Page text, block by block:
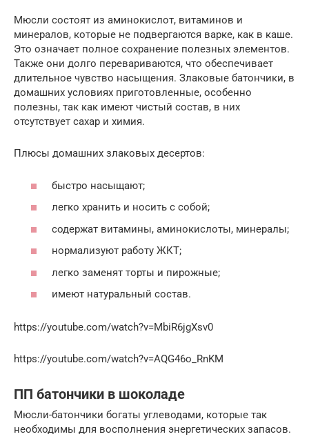
Мюсли состоят из аминокислот, витаминов и
минералов, которые не подвергаются варке, как в каше.
Это означает полное сохранение полезных элементов.
Также они долго перевариваются, что обеспечивает
длительное чувство насыщения. Злаковые батончики, в
домашних условиях приготовленные, особенно
полезны, так как имеют чистый состав, в них
отсутствует сахар и химия.
Плюсы домашних злаковых десертов:
быстро насыщают;
легко хранить и носить с собой;
содержат витамины, аминокислоты, минералы;
нормализуют работу ЖКТ;
легко заменят торты и пирожные;
имеют натуральный состав.
https://youtube.com/watch?v=MbiR6jgXsv0
https://youtube.com/watch?v=AQG46o_RnKM
ПП батончики в шоколаде
Мюсли-батончики богаты углеводами, которые так
необходимы для восполнения энергетических запасов.